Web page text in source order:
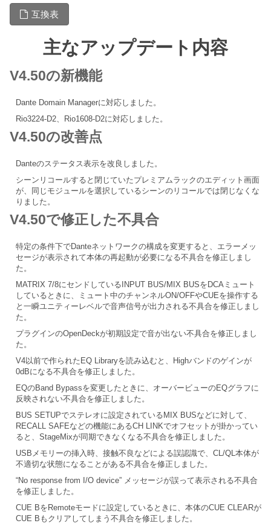
互換表
主なアップデート内容
V4.50の新機能
Dante Domain Managerに対応しました。
Rio3224-D2、Rio1608-D2に対応しました。
V4.50の改善点
Danteのステータス表示を改良しました。
シーンリコールすると閉じていたプレミアムラックのエディット画面
が、同じモジュールを選択しているシーンのリコールでは閉じなくな
りました。
V4.50で修正した不具合
特定の条件下でDanteネットワークの構成を変更すると、エラーメッ
セージが表示されて本体の再起動が必要になる不具合を修正しまし
た。
MATRIX 7/8にセンドしているINPUT BUS/MIX BUSをDCAミュート
しているときに、ミュート中のチャンネルON/OFFやCUEを操作する
と一瞬ユニティーレベルで音声信号が出力される不具合を修正しまし
た。
プラグインのOpenDeckが初期設定で音が出ない不具合を修正しまし
た。
V4以前で作られたEQ Libraryを読み込むと、Highバンドのゲインが
0dBになる不具合を修正しました。
EQのBand Bypassを変更したときに、オーバービューのEQグラフに
反映されない不具合を修正しました。
BUS SETUPでステレオに設定されているMIX BUSなどに対して、
RECALL SAFEなどの機能にあるCH LINKでオフセットが掛かってい
ると、StageMixが同期できなくなる不具合を修正しました。
USBメモリーの挿入時、接触不良などによる誤認識で、CL/QL本体が
不適切な状態になることがある不具合を修正しました。
“No response from I/O device” メッセージが誤って表示される不具合
を修正しました。
CUE BをRemoteモードに設定しているときに、本体のCUE CLEARが
CUE Bもクリアしてしまう不具合を修正しました。